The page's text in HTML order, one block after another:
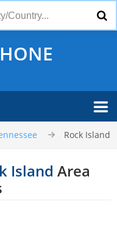
Rock Island
Island Area